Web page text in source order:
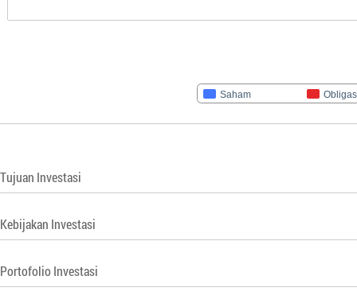
Saham
Tujuan Investasi
Kebijakan Investasi
Portofolio Investasi